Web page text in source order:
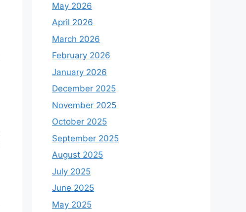
May 2026
April 2026
March 2026
February 2026
January 2026
December 2025
November 2025
October 2025
September 2025
August 2025
July 2025
June 2025
May 2025